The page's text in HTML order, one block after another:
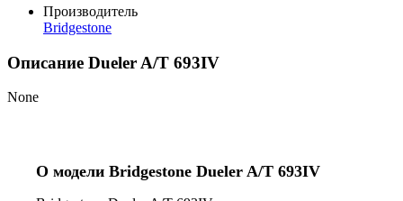
Производитель
Bridgestone
Описание Dueler A/T 693IV
None
О модели Bridgestone Dueler A/T 693IV